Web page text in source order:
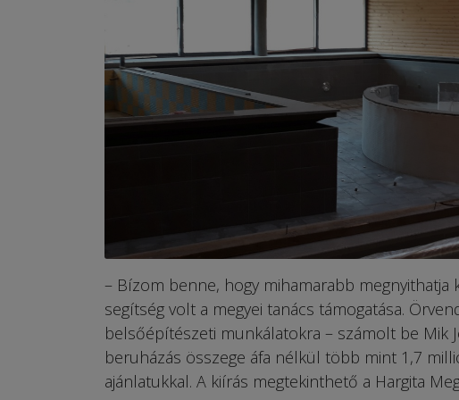
– Bízom benne, hogy mihamarabb
segítség volt a megyei tanács támogatása.
belsőépítészeti munkálatokra – számolt be Mik
beruházás összege áfa nélkül több mint 1,7
ajánlatukkal. A kiírás megtekinthető a Hargita